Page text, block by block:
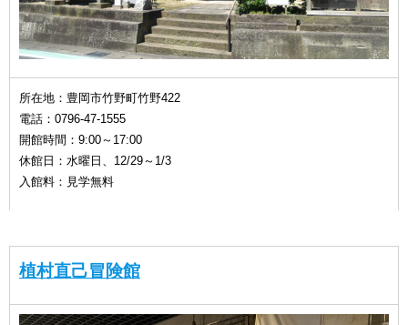
所在地：豊岡市竹野町竹野422
電話：0796-47-1555
開館時間：9:00～17:00
休館日：水曜日、12/29～1/3
入館料：見学無料
植村直己冒険館